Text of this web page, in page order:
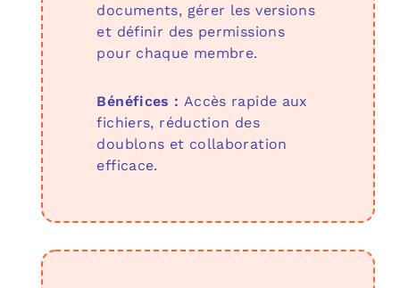
documents, gérer les versions
et définir des permissions
pour chaque membre.
Bénéfices : Accès rapide aux
fichiers, réduction des
doublons et collaboration
efficace.